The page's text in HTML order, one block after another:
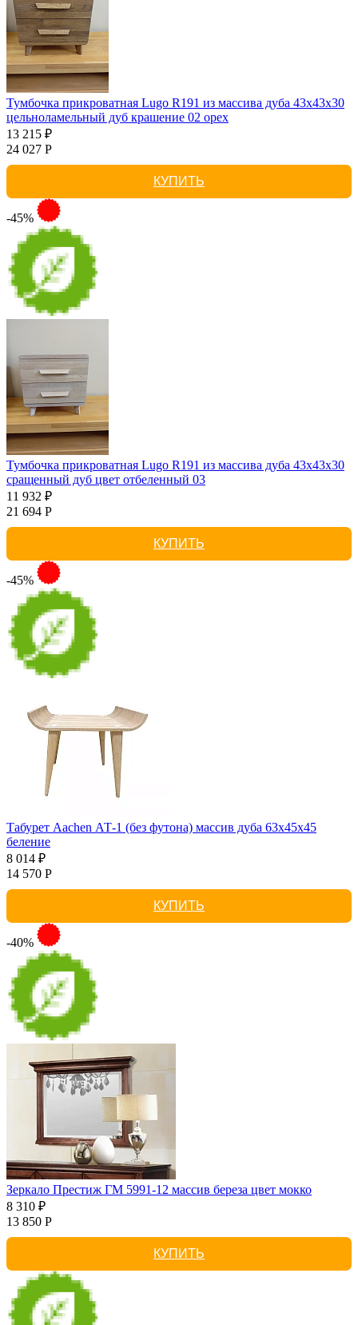
Тумбочка прикроватная Lugo R191 из массива дуба 43х43х30
цельноламельный дуб крашение 02 орех
13 215 ₽
24 027 Р
КУПИТЬ
-45%
Тумбочка прикроватная Lugo R191 из массива дуба 43х43х30
сращенный дуб цвет отбеленный 03
11 932 ₽
21 694 Р
КУПИТЬ
-45%
Табурет Aachen АТ-1 (без футона) массив дуба 63х45х45
беление
8 014 ₽
14 570 Р
КУПИТЬ
-40%
Зеркало Престиж ГМ 5991-12 массив береза цвет мокко
8 310 ₽
13 850 Р
КУПИТЬ